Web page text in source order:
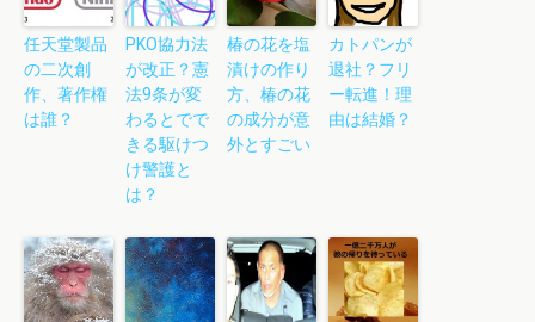
任天堂製品
の二次創
作、著作権
は誰？
PKO協力法
が改正？憲
法9条が変
わるとでで
きる駆けつ
け警護と
は？
椿の花を塩
漬けの作り
方、椿の花
の成分が意
外とすごい
カトパンが
退社？フリ
ー転進！理
由は結婚？